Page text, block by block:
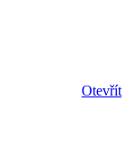
Otevřít